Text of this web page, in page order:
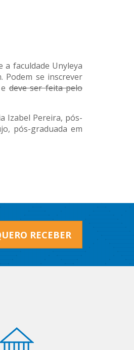
a faculdade Unyleya
Podem se inscrever
deve ser feita pelo
Izabel Pereira, pós-
pós-graduada em
RECEBER